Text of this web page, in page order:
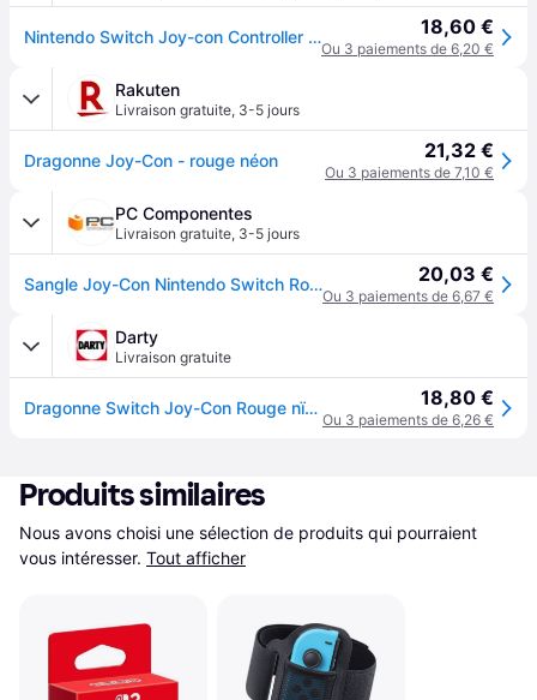
Nintendo Switch Joy-con Controller Strap - Neon Red (nintendo Switch) 18,60 €
Ou 3 paiements de 6,20 €
Rakuten
Livraison gratuite, 3-5 jours
Dragonne Joy-Con - rouge néon 21,32 €
Ou 3 paiements de 7,10 €
PC Componentes
Livraison gratuite, 3-5 jours
Sangle Joy-Con Nintendo Switch Rouge Néon 20,03 €
Ou 3 paiements de 6,67 €
Darty
Livraison gratuite
Dragonne Switch Joy-Con Rouge nï¿½on 18,80 €
Ou 3 paiements de 6,26 €
Produits similaires
Nous avons choisi une sélection de produits qui pourraient
vous intéresser. Tout afficher